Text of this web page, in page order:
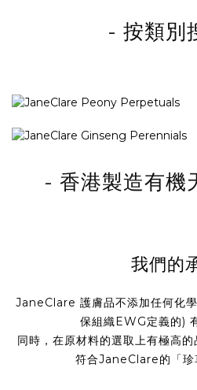
- 按類別
- 香港製造有機
我們的
JaneClare 護膚品不添加任何化
保組織EWG定義的)
同時，在原材料的選取上有極高
符合JaneClare的「珍